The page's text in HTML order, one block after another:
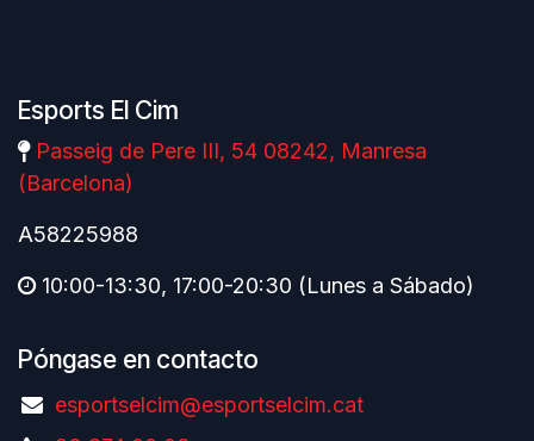
Esports El Cim
Passeig de Pere III, 54 08242, Manresa
(Barcelona)
A58225988
10:00-13:30, 17:00-20:30 (Lunes a Sábado)
Póngase en contacto
esportselcim@esportselcim.cat